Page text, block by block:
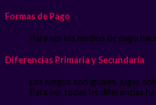
Formas de Pago
Para ver los medios de pago
Diferencias Primaria y Secundaria
Los juegos son iguales, jugas
Para ver todas las diferencias